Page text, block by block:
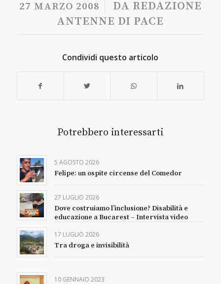
27 MARZO 2008
/ DA REDAZIONE
ANTENNE DI PACE
Condividi questo articolo
Potrebbero interessarti
5 AGOSTO 2026
Felipe: un ospite circense del Comedor
27 LUGLIO 2026
Dove costruiamo l’inclusione? Disabilità e
educazione a Bucarest – Intervista video
17 LUGLIO 2026
Tra droga e invisibilità
10 GENNAIO 2023